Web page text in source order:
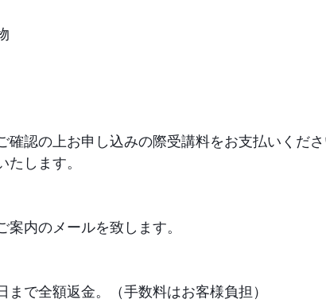
確認の上お申し込みの際受講料をお支払いくだ
します。
内のメールを致します。
まで全額返金。（手数料はお客様負担）